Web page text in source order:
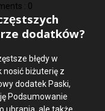
: 0
dodatków?
błędy w
biżuterię z
dodatek Paski,
Podsumowanie
ubrania, ale także